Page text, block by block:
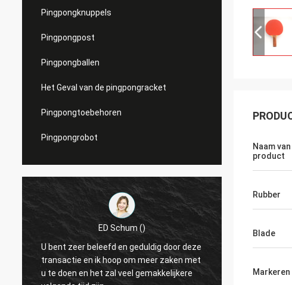
Pingpongknuppels
Pingpongpost
Pingpongballen
Het Geval van de pingpongracket
Pingpongtoebehoren
Pingpongrobot
Julien
Hello, KENHO Het schijnt dat wij hebben
met WhatsApp-Ballen terugkoppelen zeer
goed zijn Dank voor uw baan
op tijd voor
Naam
product
Rubber
Blade
Markeren